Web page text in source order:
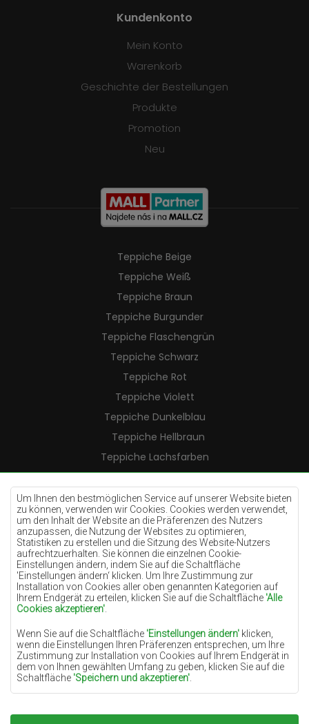
Um Ihnen den bestmöglichen Service auf unserer Website bieten
zu können, verwenden wir Cookies. Cookies werden verwendet,
um den Inhalt der Website an die Präferenzen des Nutzers
anzupassen, die Nutzung der Websites zu optimieren,
Statistiken zu erstellen und die Sitzung des Website-Nutzers
aufrechtzuerhalten. Sie können die einzelnen Cookie-
Einstellungen ändern, indem Sie auf die Schaltfläche
'Einstellungen ändern‘ klicken. Um Ihre Zustimmung zur
Installation von Cookies aller oben genannten Kategorien auf
Ihrem Endgerät zu erteilen, klicken Sie auf die Schaltfläche 'Alle
Cookies akzeptieren'
Wenn Sie auf die Schaltfläche 'Einstellungen ändern' klicken,
wenn die Einstellungen Ihren Präferenzen entsprechen, um Ihre
Zustimmung zur Installation von Cookies auf Ihrem Endgerät in
dem von Ihnen gewählten Umfang zu geben, klicken Sie auf die
Schaltfläche 'Speichern und akzeptieren'
Grundlage für die Verarbeitung das berechtigte Interesse des
Kundenkonto
Mein Konto
Warenkorb
Geschichte der Bestellungen
Produkte
Promotion
Neu
Teppiche Beige
Teppiche Weiß
Teppiche Braun
Teppiche Burgunder
Teppiche Flaschengrün
Teppiche Schwarz
Teppiche Rot
Teppiche Violett
Teppiche Dunkelblau
Teppiche Hellbraun
Teppiche Lachsfarben
Teppiche Cremefarben
Teppiche Lilac
Teppiche Gelb
Teppiche Pfefferminz
Teppiche Blau
Teppiche Orange
Teppiche Rosa
Teppiche Terrakotte
Teppiche Grün
Teppiche Golden